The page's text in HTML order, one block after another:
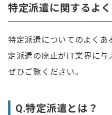
特定派遣に関するよ
特定派遣についてのよくあ
定派遣の廃止がIT業界に与
ぜひご覧ください。
Q.特定派遣とは？